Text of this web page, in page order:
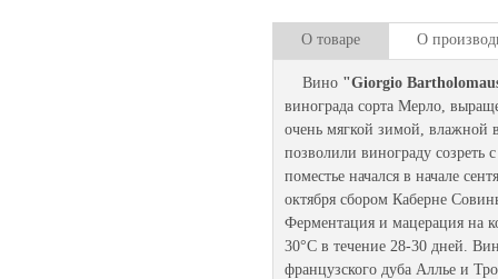
О товаре О
Вино "Giorgio
винограда сорта Мерло,
очень мягкой зимой, влажной
позволили винограду
поместье начался в начале
октября сбором Каберне
Ферментация и мацерация на
30°С в течение 28-30 дней.
французского дуба Аллье и